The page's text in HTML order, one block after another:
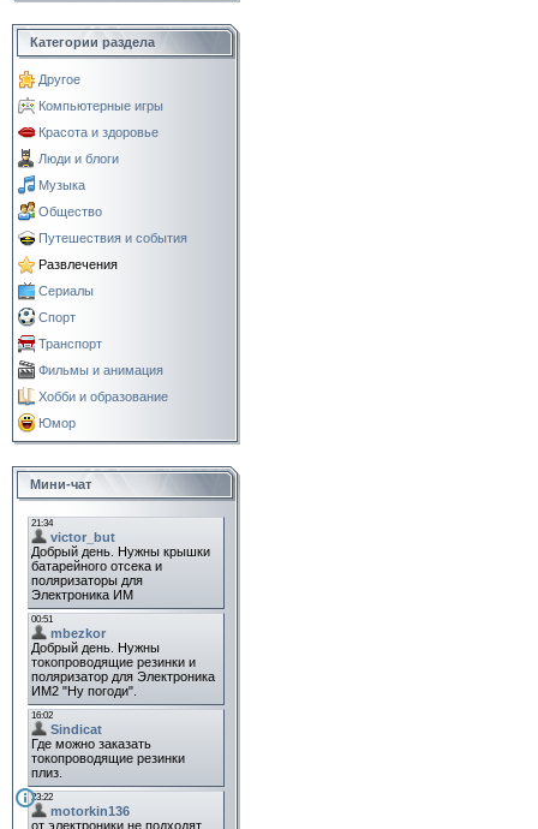
Категории раздела
Другое
Компьютерные игры
Красота и здоровье
Люди и блоги
Музыка
Общество
Путешествия и события
Развлечения
Сериалы
Спорт
Транспорт
Фильмы и анимация
Хобби и образование
Юмор
Мини-чат